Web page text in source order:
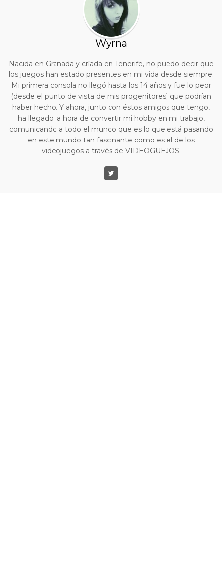
Wyrna
Nacida en Granada y críada en Tenerife, no puedo decir que
los juegos han estado presentes en mi vida desde siempre.
Mi primera consola no llegó hasta los 14 años y fue lo peor
(desde el punto de vista de mis progenitores) que podrían
haber hecho. Y ahora, junto con éstos amigos que tengo,
ha llegado la hora de convertir mi hobby en mi trabajo,
comunicando a todo el mundo que es lo que está pasando
en este mundo tan fascinante como es el de los
videojuegos a través de VIDEOGUEJOS.